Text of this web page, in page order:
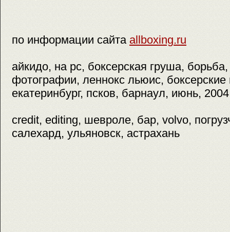
по информации сайта allboxing.ru
айкидо, на pc, боксерская груша,
фотографии, леннокс льюис, боксерские
екатеринбург, псков, барнаул, июнь,
credit, editing, шевроле, бар, volvo,
салехард, ульяновск, астрахань